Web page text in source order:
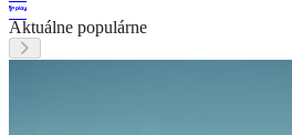
Aktuálne populárne